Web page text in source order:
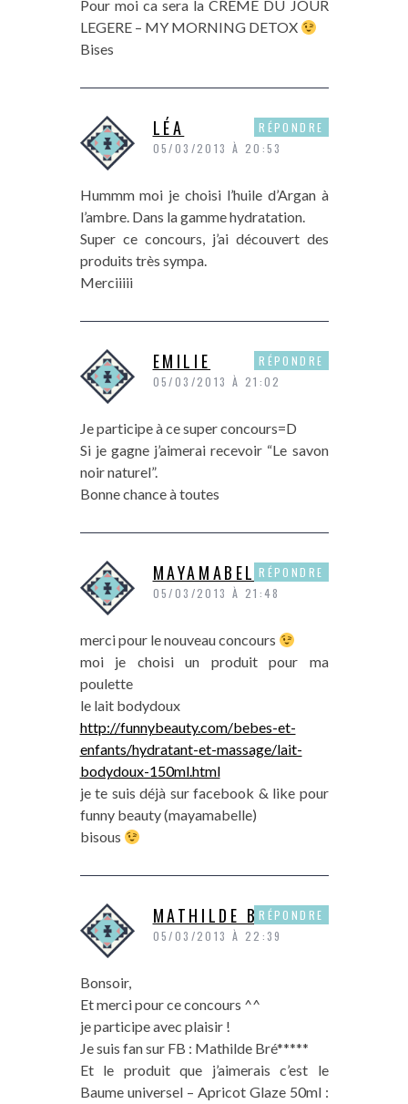
Pour moi ca sera la CREME DU JOUR
LEGERE – MY MORNING DETOX
Bises
LÉA
05/03/2013 À 20:53
Hummm moi je choisi l’huile d’Argan à
l’ambre. Dans la gamme hydratation.
Super ce concours, j’ai découvert des
produits très sympa.
Merciiiii
RÉPONDRE
EMILIE
05/03/2013 À 21:02
Je participe à ce super concours=D
Si je gagne j’aimerai recevoir “Le savon
noir naturel”.
Bonne chance à toutes
RÉPONDRE
MAYAMABELLE
05/03/2013 À 21:48
merci pour le nouveau concours
moi je choisi un produit pour ma
poulette
le lait bodydoux
http://funnybeauty.com/bebes-et-
enfants/hydratant-et-massage/lait-
bodydoux-150ml.html
je te suis déjà sur facebook & like pour
funny beauty (mayamabelle)
bisous
RÉPONDRE
MATHILDE B
05/03/2013 À 22:39
Bonsoir,
Et merci pour ce concours ^^
je participe avec plaisir !
Je suis fan sur FB : Mathilde Bré*****
Et le produit que j’aimerais c’est le
Baume universel – Apricot Glaze 50ml :
RÉPONDRE